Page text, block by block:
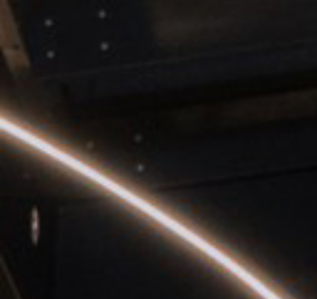
Hozzájárulás az adatkezeléshez*
Kérésed feldolgozását követően
információk az adatkezelési
Adatkezelési tájékoztatónkat